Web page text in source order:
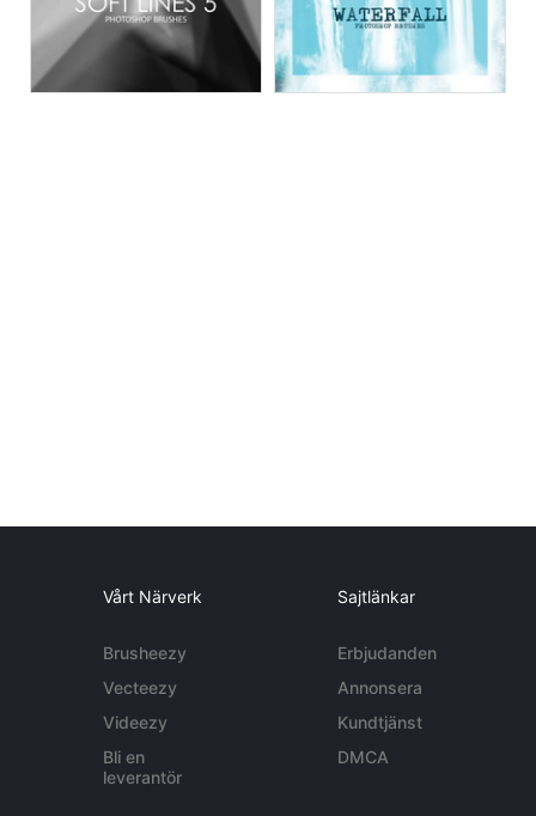
Vårt Närverk
Brusheezy
Vecteezy
Videezy
Bli en
leverantör
Sajtlänkar
Erbjudanden
Annonsera
Kundtjänst
DMCA